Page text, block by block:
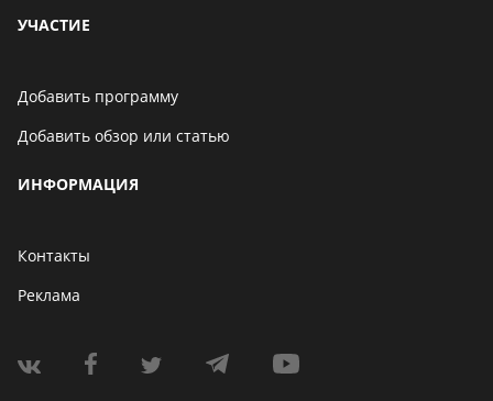
УЧАСТИЕ
Добавить программу
Добавить обзор или статью
ИНФОРМАЦИЯ
Контакты
Реклама